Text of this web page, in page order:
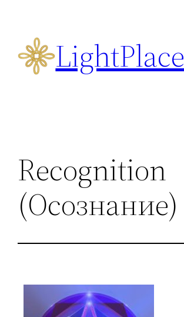
содержимомуLightPlace
Recognition
(Осознание)